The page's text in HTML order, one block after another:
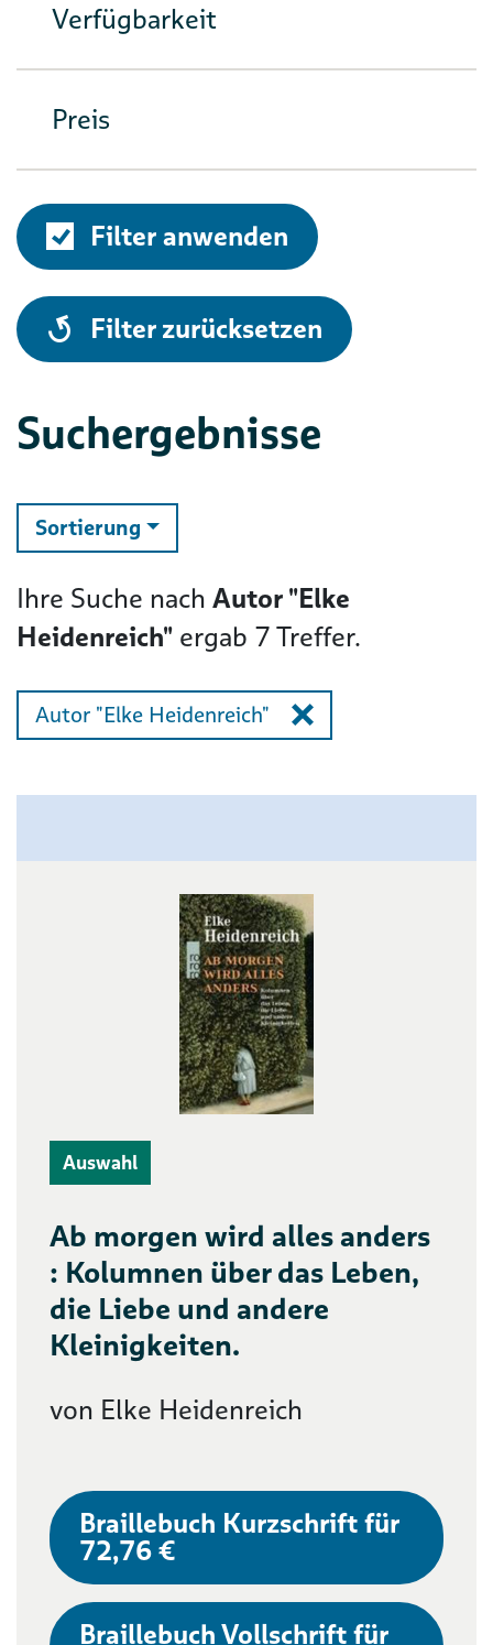
Verfügbarkeit
Preis
Filter anwenden
alle
Filter zurücksetzen
Suchergebnisse
Sortierung ändern
Ihre Suche nach Autor "Elke
Heidenreich" ergab 7Treffer.
Autor "Elke Heidenreich"
Auswahl
Ab morgen wird alles anders
: Kolumnen über das Leben,
die Liebe und andere
Kleinigkeiten.
von Elke Heidenreich
Braillebuch Kurzschrift für
72,76 €
Braillebuch Vollschrift für